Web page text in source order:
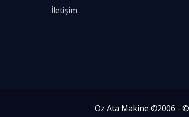
İletişim
Öz Ata Makine ©2006 - ©